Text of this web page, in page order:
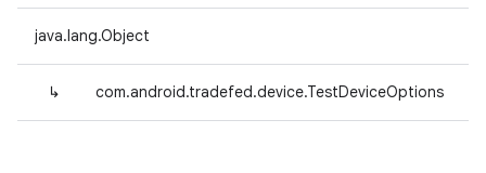
java.lang.Object
↳ com.android.tradefed.device.TestDeviceOptions